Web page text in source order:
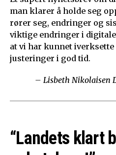
man klarer å holde seg
rører seg, endringer og
viktige endringer i
at vi har kunnet iverksette
justeringer i god tid.
– Lisbeth Nikolaisen
“Landets klart